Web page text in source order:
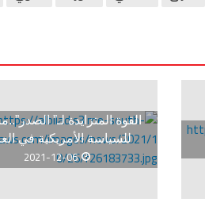
القوة المتزايدة لـ”
للسياسة الأمريكية في
2021-12-06